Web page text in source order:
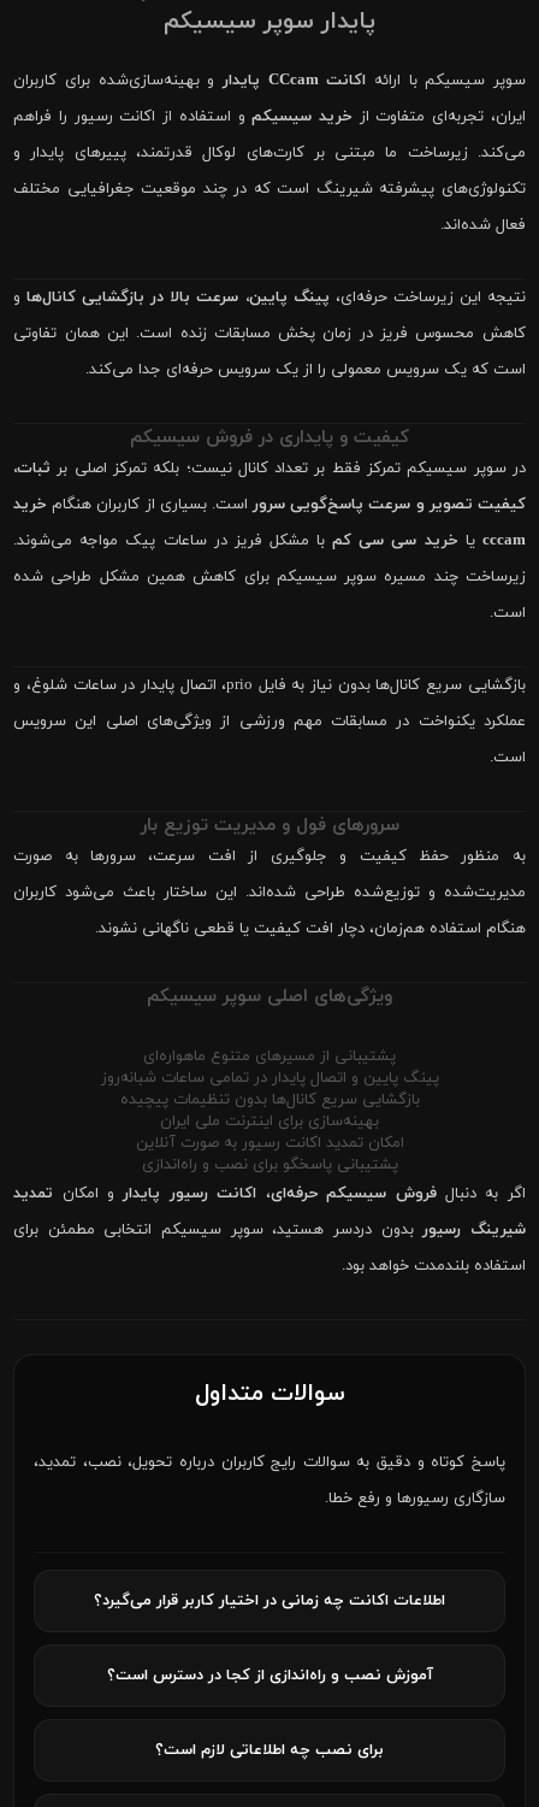
پایدار سوپر سیسیکم
سوپر سیسیکم با ارائه اکانت CCcam پایدار
و بهینه‌سازی‌شده برای کاربران
ایران، تجربه‌ای متفاوت از خرید سیسیکمو استفاده از اکانت رسیور را فراهم
می‌کند. زیرساخت ما مبتنی بر کارت‌های لوکال قدرتمند، پییرهای پایدار و
تکنولوژی‌های پیشرفته شیرینگ است که در چند موقعیت جغرافیایی مختلف
فعال شده‌اند.
نتیجه این زیرساخت حرفه‌ای، پینگ پایین، سرعت بالا در بازگشایی کانال‌هاو
کاهش محسوس فریز در زمان پخش مسابقات زنده است. این همان تفاوتی
است که یک سرویس معمولی را از یک سرویس حرفه‌ای جدا می‌کند.
کیفیت و پایداری در فروش سیسیکم
در سوپر سیسیکم تمرکز فقط بر تعداد کانال نیست؛ بلکه تمرکز اصلی بر ثبات،
کیفیت تصویر و سرعت پاسخ‌گویی سروراست. بسیاری از کاربران هنگام خرید
cccam یا خرید سی سی کمبا مشکل فریز در ساعات پیک مواجه می‌شوند.
زیرساخت چند مسیره سوپر سیسیکم برای کاهش همین مشکل طراحی شده
است.
بازگشایی سریع کانال‌ها بدون نیاز به فایل prio، اتصال پایدار در ساعات شلوغ، و
عملکرد یکنواخت در مسابقات مهم ورزشی از ویژگی‌های اصلی این سرویس
است.
سرورهای فول و مدیریت توزیع بار
به منظور حفظ کیفیت و جلوگیری از افت سرعت، سرورها به صورت
مدیریت‌شده و توزیع‌شده طراحی شده‌اند. این ساختار باعث می‌شود کاربران
هنگام استفاده هم‌زمان، دچار افت کیفیت یا قطعی ناگهانی نشوند.
ویژگی‌های اصلی سوپر سیسیکم
پشتیبانی از مسیرهای متنوع ماهواره‌ای
پینگ پایین و اتصال پایدار در تمامی ساعات شبانه‌روز
بازگشایی سریع کانال‌ها بدون تنظیمات پیچیده
بهینه‌سازی برای اینترنت ملی ایران
امکان تمدید اکانت رسیور به صورت آنلاین
پشتیبانی پاسخگو برای نصب و راه‌اندازی
اگر به دنبالفروش سیسیکم حرفه‌ای، اکانت رسیور پایدارو امکان تمدید
شیرینگ رسیوربدون دردسر هستید، سوپر سیسیکم انتخابی مطمئن برای
استفاده بلندمدت خواهد بود.
سوالات متداول
پاسخ کوتاه و دقیق به سوالات رایج کاربران درباره تحویل، نصب، تمدید،
سازگاری رسیورها و رفع خطا.
اطلاعات اکانت چه زمانی در اختیار کاربر قرار می‌گیرد؟
آموزش نصب و راه‌اندازی از کجا در دسترس است؟
برای نصب چه اطلاعاتی لازم است؟